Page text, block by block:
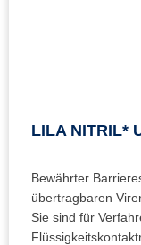
LILA NITRIL*
Bewährter
übertragbaren
Sie sind für